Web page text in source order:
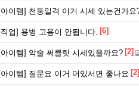
[아이템] 천둥일격 이거 시세 있는건가요
[직업] 용병 고용이 안됩니다. [6]
[아이템] 악술 써클릿 시세있을까요? [2]
[아이템] 질문요 이거 머있서면 좋나요 [2]